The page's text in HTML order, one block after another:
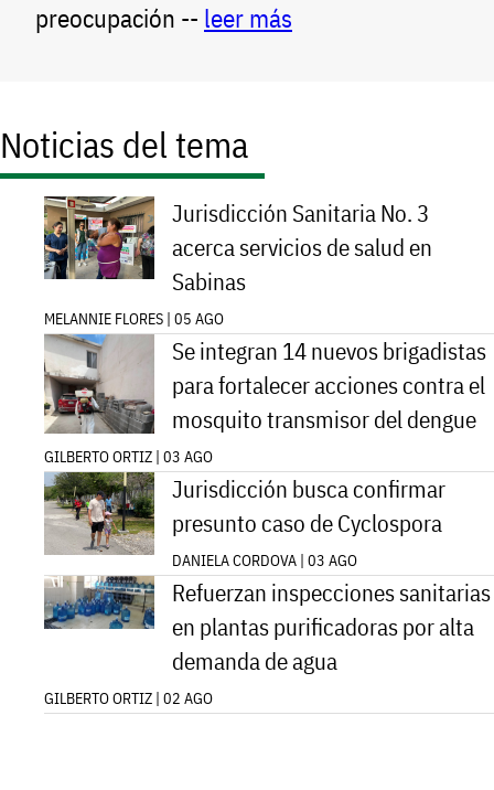
preocupación -- leer más
Noticias del tema
Jurisdicción Sanitaria No. 3
acerca servicios de salud en
Sabinas
MELANNIE FLORES | 05 AGO
Se integran 14 nuevos brigadistas
para fortalecer acciones contra el
mosquito transmisor del dengue
GILBERTO ORTIZ | 03 AGO
Jurisdicción busca confirmar
presunto caso de Cyclospora
DANIELA CORDOVA | 03 AGO
Refuerzan inspecciones sanitarias
en plantas purificadoras por alta
demanda de agua
GILBERTO ORTIZ | 02 AGO